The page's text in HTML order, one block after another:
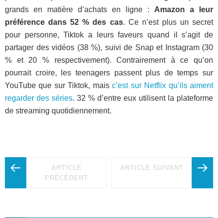
grands en matière d’achats en ligne : Amazon a leur
préférence dans 52 % des cas. Ce n’est plus un secret
pour personne, Tiktok a leurs faveurs quand il s’agit de
partager des vidéos (38 %), suivi de Snap et Instagram (30
% et 20 % respectivement). Contrairement à ce qu’on
pourrait croire, les teenagers passent plus de temps sur
YouTube que sur Tiktok, maisc’est sur Netflix qu’ils aiment
regarder des séries. 32 % d’entre eux utilisent la plateforme
de streaming quotidiennement.
ARTICLE
PRÉCÉDENT
ARTICLE SUIVANT